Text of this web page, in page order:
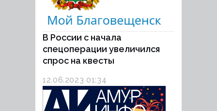
В России с начала
спецоперации увеличился
спрос на квесты
12.06.2023 01:34